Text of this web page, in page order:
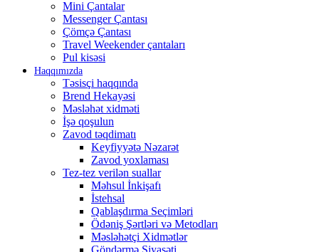
Mini Çantalar
Messenger Çantası
Çömçə Çantası
Travel Weekender çantaları
Pul kisəsi
Haqqımızda
Təsisçi haqqında
Brend Hekayəsi
Məsləhət xidməti
İşə qoşulun
Zavod təqdimatı
Keyfiyyətə Nəzarət
Zavod yoxlaması
Tez-tez verilən suallar
Məhsul İnkişafı
İstehsal
Qablaşdırma Seçimləri
Ödəniş Şərtləri və Metodları
Məsləhətçi Xidmətlər
Göndərmə Siyasəti